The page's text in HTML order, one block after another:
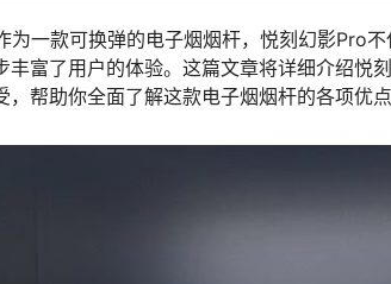
为一款可换弹的电子烟烟杆，悦刻幻影Pro
丰富了用户的体验。这篇文章将详细介绍悦
帮助你全面了解这款电子烟烟杆的各项优点